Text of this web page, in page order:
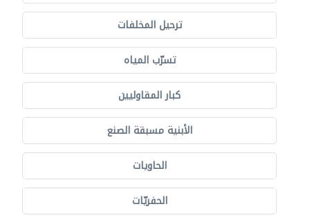
ترحيل المخلفات
تسرّب المياه
كبار المقاوليين
الأبنية مسبقة الصنع
الحاويات
الحفريّات